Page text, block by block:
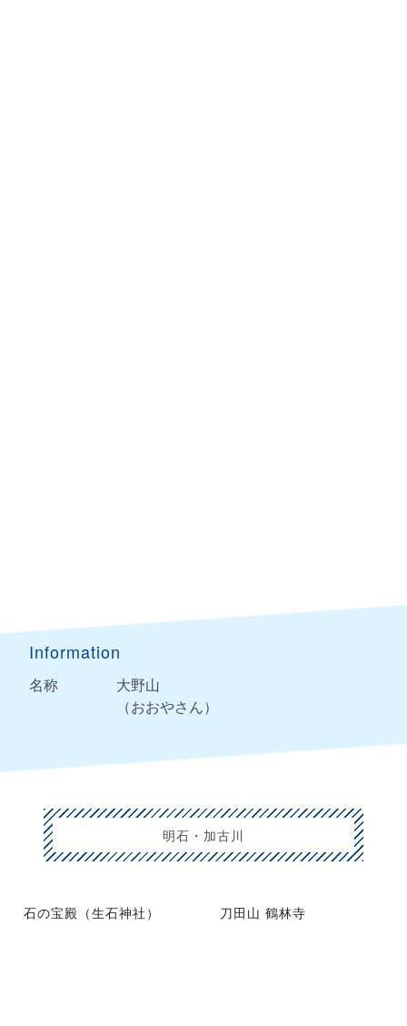
Information
名称
大野山
（おおやさん）
明石・加古川
石の宝殿（生石神社） 刀田山 鶴林寺